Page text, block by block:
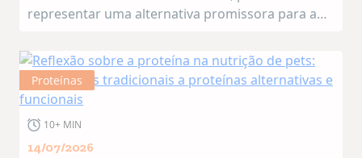
representar uma alternativa promissora para a
revista científica Frontiers in Veterinary Science
apontou que...
Proteínas
10+ MIN
14/07/2026